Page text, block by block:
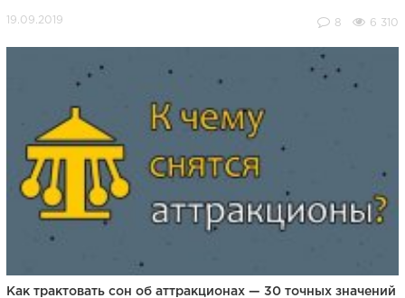
8 6 310
Как трактовать сон об аттракционах — 30 точных значений